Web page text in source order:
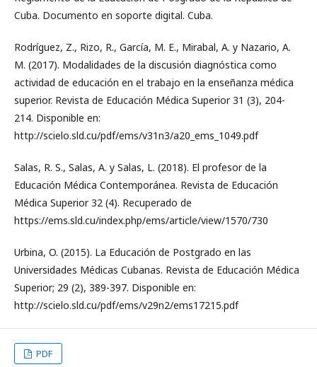
Cuba. Documento en soporte digital. Cuba.
Rodríguez, Z., Rizo, R., García, M. E., Mirabal, A. y Nazario, A.
M. (2017). Modalidades de la discusión diagnóstica como
actividad de educación en el trabajo en la enseñanza médica
superior. Revista de Educación Médica Superior 31 (3), 204-
214. Disponible en:
http://scielo.sld.cu/pdf/ems/v31n3/a20_ems_1049.pdf
Salas, R. S., Salas, A. y Salas, L. (2018). El profesor de la
Educación Médica Contemporánea. Revista de Educación
Médica Superior 32 (4). Recuperado de
https://ems.sld.cu/index.php/ems/article/view/1570/730
Urbina, O. (2015). La Educación de Postgrado en las
Universidades Médicas Cubanas. Revista de Educación Médica
Superior; 29 (2), 389-397. Disponible en:
http://scielo.sld.cu/pdf/ems/v29n2/ems17215.pdf
PDF